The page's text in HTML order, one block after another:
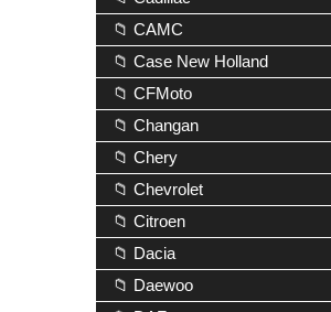
📁 CAMC
📁 Case New Holland
📁 CFMoto
📁 Changan
📁 Chery
📁 Chevrolet
📁 Citroen
📁 Dacia
📁 Daewoo